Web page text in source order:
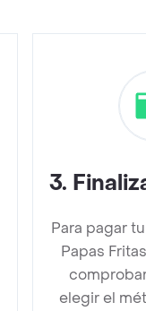
3.
Para pagar
Papas
elegir el